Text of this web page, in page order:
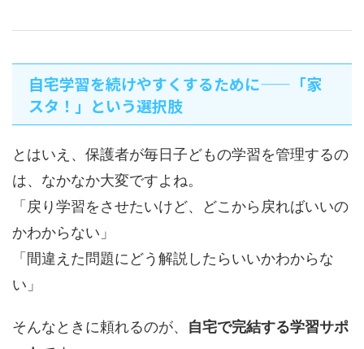
自宅学習を続けやすくするために——「家
スタ！」という選択肢
とはいえ、保護者が毎日子どもの学習を管理するの
は、なかなか大変ですよね。
「戻り学習をさせたいけど、どこから戻ればいいの
かわからない」
「間違えた問題にどう解説したらいいかわからな
い」
そんなときに頼れるのが、 自宅で完結する学習サポ